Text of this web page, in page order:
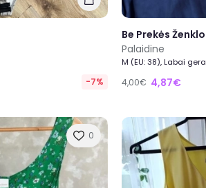
-7%
Be Prekės Ženklo
Palaidine
M (EU: 38), Labai gera
4,00€ 4,87€
0